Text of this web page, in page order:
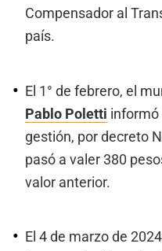
Compensador al
país.
El 1° de febrero, el
Pablo Poletti informó
gestión, por decreto
pasó a valer 380
valor anterior.
El 4 de marzo de